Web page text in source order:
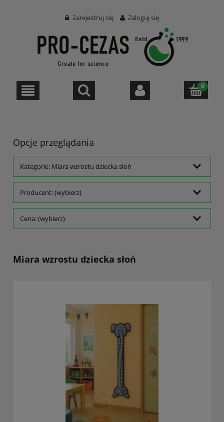
Zarejestruj się Zaloguj się
Opcje przeglądania
Kategorie: Miara wzrostu dziecka słoń
Producent: (wybierz)
Cena: (wybierz)
Miara wzrostu dziecka słoń